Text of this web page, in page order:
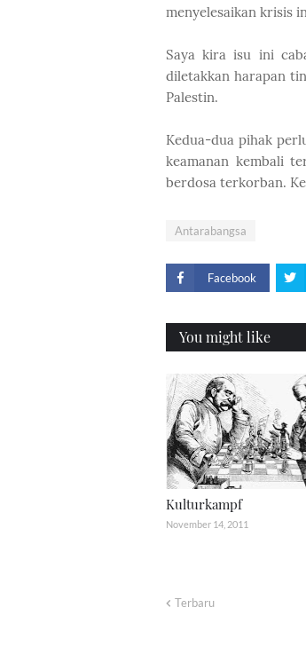
menyelesaikan krisis
Saya kira isu ini
diletakkan harapan
Palestin.
Kedua-dua pihak
keamanan kembali
berdosa terkorban.
Antarabangsa
Facebook
You might like
Kulturkampf
November 14, 2011
Terbaru